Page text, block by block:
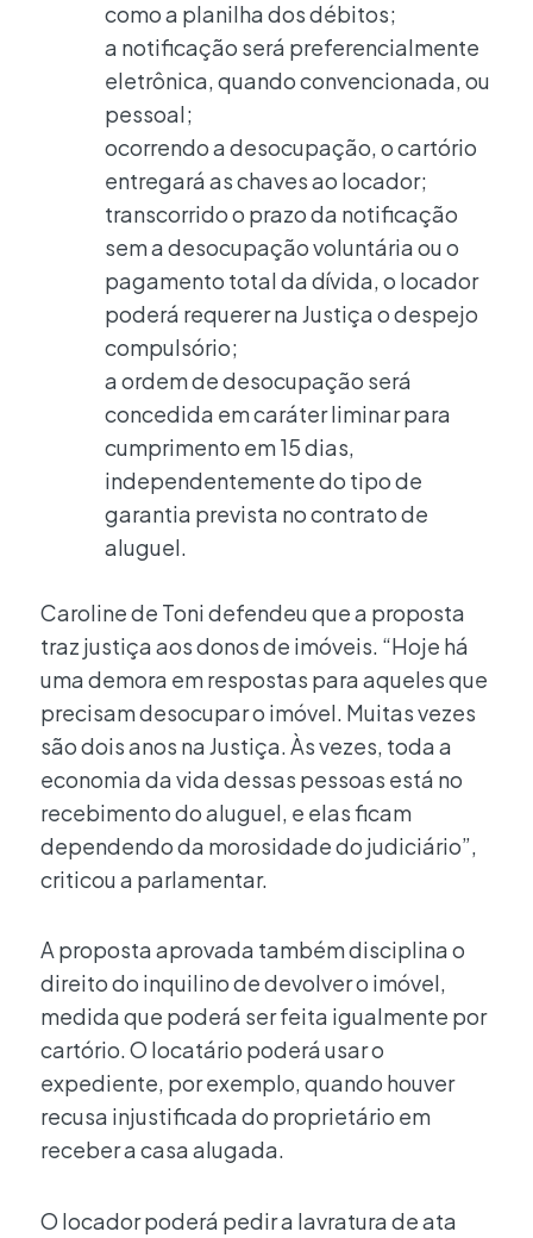
como a planilha dos débitos;
a notificação será preferencialmente
eletrônica, quando convencionada, ou
pessoal;
ocorrendo a desocupação, o cartório
entregará as chaves ao locador;
transcorrido o prazo da notificação
sem a desocupação voluntária ou o
pagamento total da dívida, o locador
poderá requerer na Justiça o despejo
compulsório;
a ordem de desocupação será
concedida em caráter liminar para
cumprimento em 15 dias,
independentemente do tipo de
garantia prevista no contrato de
aluguel.
Caroline de Toni defendeu que a proposta
traz justiça aos donos de imóveis. “Hoje há
uma demora em respostas para aqueles que
precisam desocupar o imóvel. Muitas vezes
são dois anos na Justiça. Às vezes, toda a
economia da vida dessas pessoas está no
recebimento do aluguel, e elas ficam
dependendo da morosidade do judiciário”,
criticou a parlamentar.
A proposta aprovada também disciplina o
direito do inquilino de devolver o imóvel,
medida que poderá ser feita igualmente por
cartório. O locatário poderá usar o
expediente, por exemplo, quando houver
recusa injustificada do proprietário em
receber a casa alugada.
O locador poderá pedir a lavratura de ata